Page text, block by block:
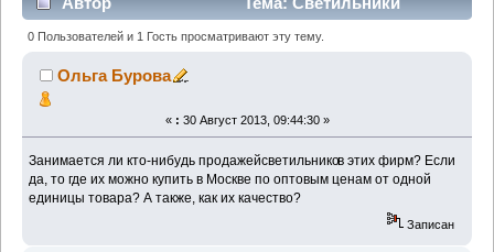
DONOLUX и ELVAN (Прочитано 8583 раз)
0 Пользователей и 1 Гость просматривают эту тему.
Ольга Бурова
« : 30 Август 2013, 09:44:30 »
Занимается ли кто-нибудь продажейсветильников этих фирм? Если
да, то где их можно купить в Москве по оптовым ценам от одной
единицы товара? А также, как их качество?
Записан